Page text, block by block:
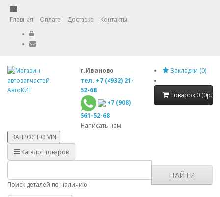
Главная Оплата Доставка Контакты
г.Иваново
тел. +7 (4932) 21-
52-68
+7 (908)
561-52-68
Написать нам
Закладки (0)
Товаров 0 (0р.)
ЗАПРОС ПО VIN
Каталог товаров
Поиск деталей по наличию
НАЙТИ